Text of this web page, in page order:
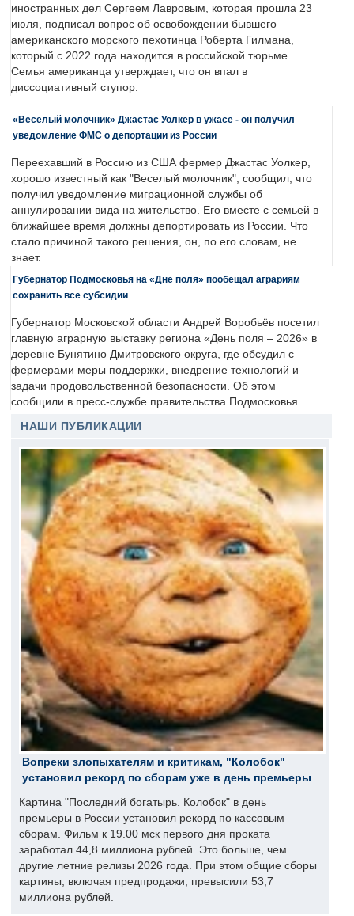
иностранных дел Сергеем Лавровым, которая прошла 23
июля, подписал вопрос об освобождении бывшего
американского морского пехотинца Роберта Гилмана,
который с 2022 года находится в российской тюрьме.
Семья американца утверждает, что он впал в
диссоциативный ступор.
«Веселый молочник» Джастас Уолкер в ужасе - он получил
уведомление ФМС о депортации из России
Переехавший в Россию из США фермер Джастас Уолкер,
хорошо известный как "Веселый молочник", сообщил, что
получил уведомление миграционной службы об
аннулировании вида на жительство. Его вместе с семьей в
ближайшее время должны депортировать из России. Что
стало причиной такого решения, он, по его словам, не
знает.
Губернатор Подмосковья на «Дне поля» пообещал аграриям
сохранить все субсидии
Губернатор Московской области Андрей Воробьёв посетил
главную аграрную выставку региона «День поля – 2026» в
деревне Бунятино Дмитровского округа, где обсудил с
фермерами меры поддержки, внедрение технологий и
задачи продовольственной безопасности. Об этом
сообщили в пресс-службе правительства Подмосковья.
НАШИ ПУБЛИКАЦИИ
Вопреки злопыхателям и критикам, "Колобок"
установил рекорд по сборам уже в день премьеры
Картина "Последний богатырь. Колобок" в день
премьеры в России установил рекорд по кассовым
сборам. Фильм к 19.00 мск первого дня проката
заработал 44,8 миллиона рублей. Это больше, чем
другие летние релизы 2026 года. При этом общие сборы
картины, включая предпродажи, превысили 53,7
миллиона рублей.